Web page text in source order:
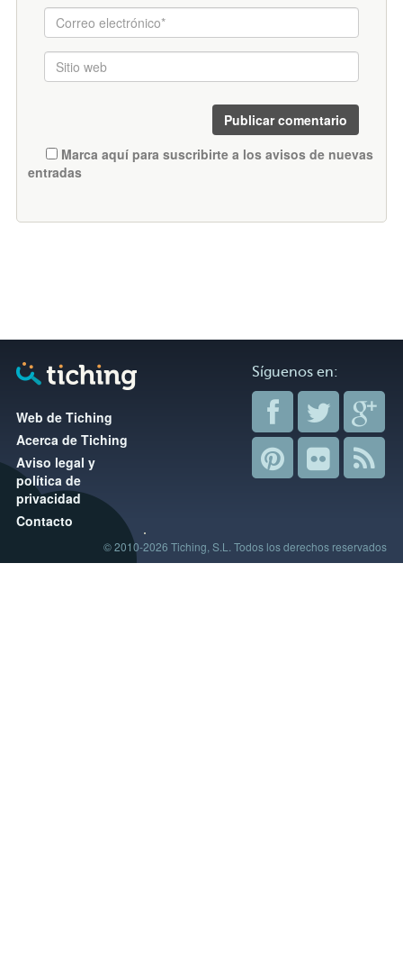
Marca aquí para suscribirte a los avisos de nuevas
entradas
Web de Tiching
Acerca de Tiching
Aviso legal y
política de
privacidad
Contacto
Síguenos en:
© 2010-2026 Tiching, S.L. Todos los derechos reservados